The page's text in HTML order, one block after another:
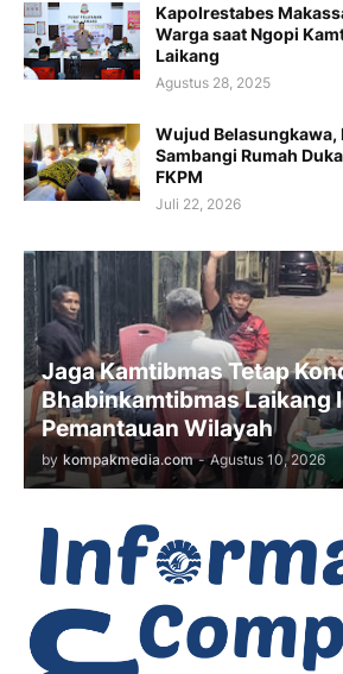
Kapolrestabes
Warga saat Ngopi
Laikang
Agustus 28, 2025
Wujud Belasungkawa,
Sambangi Rumah
FKPM
Juli 22, 2026
Jaga Kamtibmas Tetap
Bhabinkamtibmas Laikang
Pemantauan Wilayah
by kompakmedia.com - Agustus 10, 2026